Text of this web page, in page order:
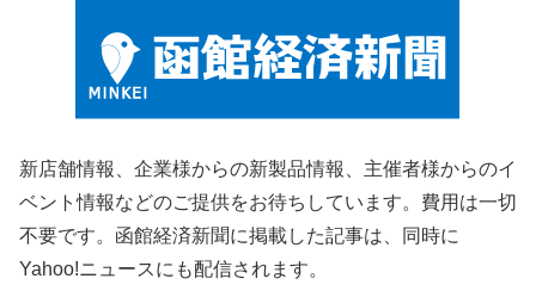
新店舗情報、企業様からの新製品情報、主催者様からのイ
ベント情報などのご提供をお待ちしています。費用は一切
不要です。函館経済新聞に掲載した記事は、同時に
Yahoo!ニュースにも配信されます。